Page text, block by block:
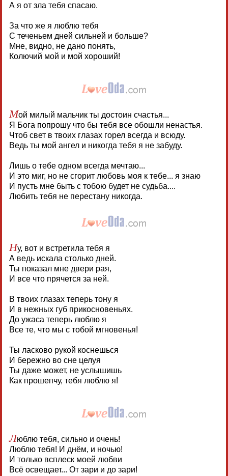
А я от зла тебя спасаю.
За что же я люблю тебя
С теченьем дней сильней и больше?
Мне, видно, не дано понять,
Колючий мой и мой хороший!
Мой милый мальчик ты достоин счастья...
Я Бога попрошу что бы тебя все обошли ненастья.
Чтоб свет в твоих глазах горел всегда и всюду.
Ведь ты мой ангел и никогда тебя я не забуду.
Лишь о тебе одном всегда мечтаю...
И это миг, но не сгорит любовь моя к тебе... я знаю
И пусть мне быть с тобою будет не судьба....
Любить тебя не перестану никогда.
Ну, вот и встретила тебя я
А ведь искала столько дней.
Ты показал мне двери рая,
И все что прячется за ней.
В твоих глазах теперь тону я
И в нежных губ прикосновеньях.
До ужаса теперь люблю я
Все те, что мы с тобой мгновенья!
Ты ласково рукой коснешься
И бережно во сне целуя
Ты даже может, не услышишь
Как прошепчу, тебя люблю я!
Люблю тебя, сильно и очень!
Люблю тебя! И днём, и ночью!
И только всплеск моей любви
Всё освещает... От зари и до зари!